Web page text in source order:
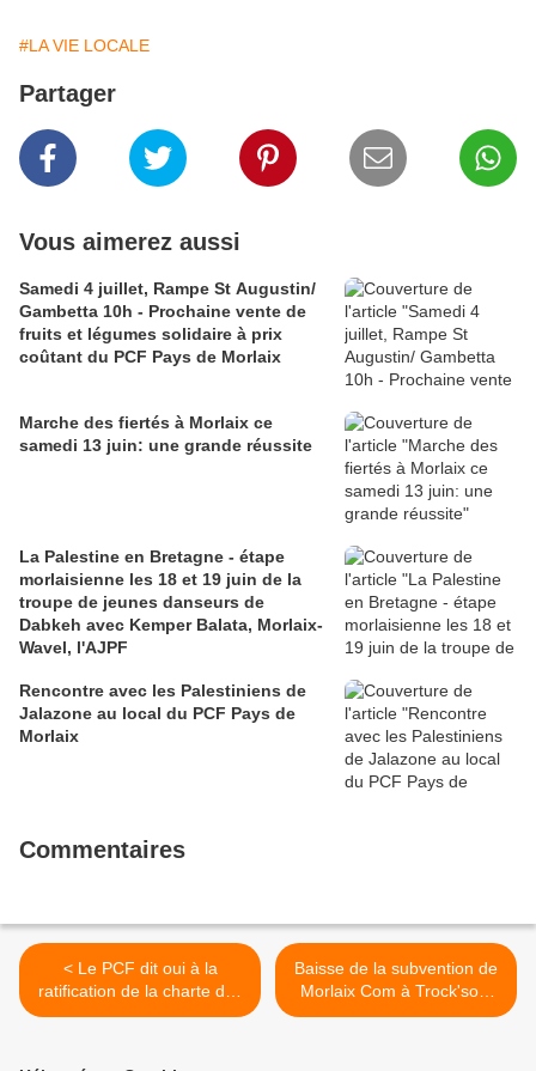
#LA VIE LOCALE
Partager
Vous aimerez aussi
Samedi 4 juillet, Rampe St Augustin/
Gambetta 10h - Prochaine vente de
fruits et légumes solidaire à prix
coûtant du PCF Pays de Morlaix
Marche des fiertés à Morlaix ce
samedi 13 juin: une grande réussite
La Palestine en Bretagne - étape
morlaisienne les 18 et 19 juin de la
troupe de jeunes danseurs de
Dabkeh avec Kemper Balata, Morlaix-
Wavel, l'AJPF
Rencontre avec les Palestiniens de
Jalazone au local du PCF Pays de
Morlaix
Commentaires
< Le PCF dit oui à la
ratification de la charte des
langues régionales
Baisse de la subvention de
Morlaix Com à Trock'son:
réaction de Didier Allain,